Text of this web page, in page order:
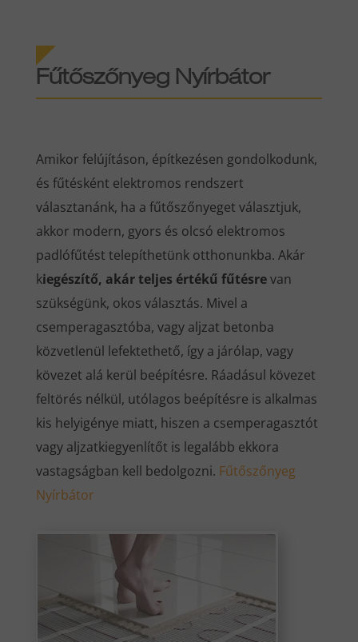
Fűtőszőnyeg Nyírbátor
Amikor felújításon, építkezésen gondolkodunk,
és fűtésként elektromos rendszert
választanánk, ha a fűtőszőnyeget választjuk,
akkor modern, gyors és olcsó elektromos
padlófűtést telepíthetünk otthonunkba. Akár
kiegészítő, akár teljes értékű fűtésrevan
szükségünk, okos választás. Mivel a
csemperagasztóba, vagy aljzat betonba
közvetlenül lefektethető, így a járólap, vagy
kövezet alá kerül beépítésre. Ráadásul kövezet
feltörés nélkül, utólagos beépítésre is alkalmas
kis helyigénye miatt, hiszen a csemperagasztót
vagy aljzatkiegyenlítőt is legalább ekkora
vastagságban kell bedolgozni. Fűtőszőnyeg
Nyírbátor